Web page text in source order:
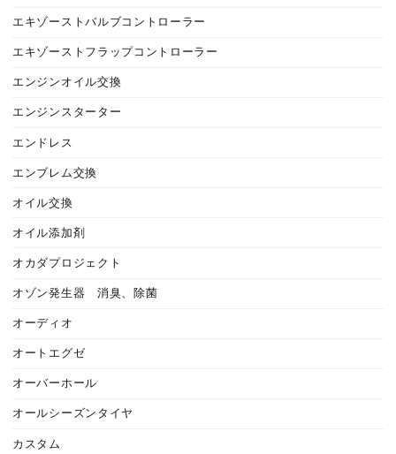
エキゾーストバルブコントローラー
エキゾーストフラップコントローラー
エンジンオイル交換
エンジンスターター
エンドレス
エンブレム交換
オイル交換
オイル添加剤
オカダプロジェクト
オゾン発生器 消臭、除菌
オーディオ
オートエグゼ
オーバーホール
オールシーズンタイヤ
カスタム